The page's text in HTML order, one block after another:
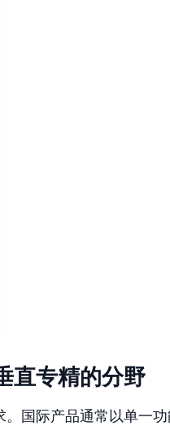
直专精的分野
国际产品通常以单一